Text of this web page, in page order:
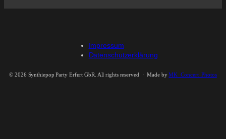
Impressum
Datenschutzerklärung
©2026 Synthiepop Party Erfurt GbR. All rights reserved · Made byMK_Concert_Photos